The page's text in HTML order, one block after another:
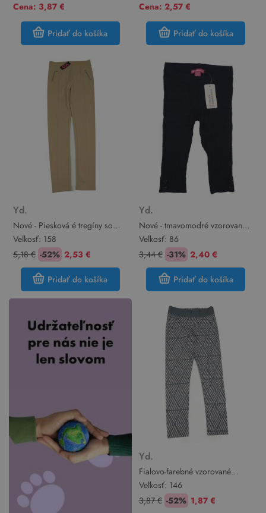
Cena: 3,87 €
Pridať do košíka
Cena: 2,57 €
Pridať do košíka
Yd.
Nové - Piesková é tregíny so
zipy Yd.
Veľkosť: 158
5,18 € -52% 2,53 €
Pridať do košíka
Yd.
Nové - tmavomodré vzorované
pletené legíny Yd.
Veľkosť: 86
3,44 € -31% 2,40 €
Pridať do košíka
Yd.
Fialovo-farebné vzorované
športové legíny Yd.
Veľkosť: 146
3,87 € -52% 1,87 €